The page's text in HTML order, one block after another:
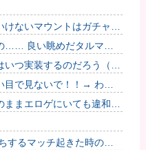
けないマウントはガチャで
…… 良い眺めだタルマ
つ実装するのだろう（ﾃﾞ
目で見ないで！！→ わか
ままエロゲにいても違和感
するマッチ起きた時の対